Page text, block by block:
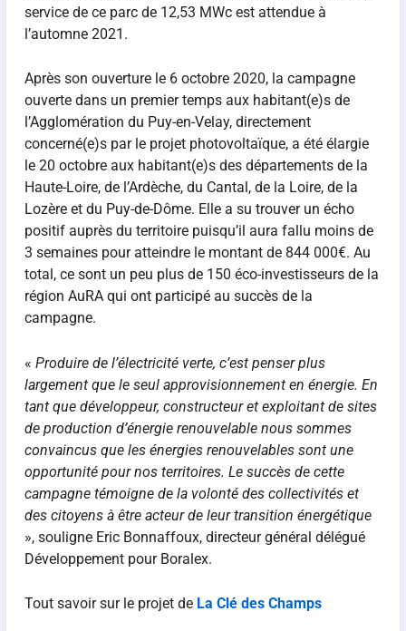
service de ce parc de 12,53 MWc est attendue à
l’automne 2021.
Après son ouverture le 6 octobre 2020, la campagne
ouverte dans un premier temps aux habitant(e)s de
l’Agglomération du Puy-en-Velay, directement
concerné(e)s par le projet photovoltaïque, a été élargie
le 20 octobre aux habitant(e)s des départements de la
Haute-Loire, de l’Ardèche, du Cantal, de la Loire, de la
Lozère et du Puy-de-Dôme. Elle a su trouver un écho
positif auprès du territoire puisqu’il aura fallu moins de
3 semaines pour atteindre le montant de 844 000€. Au
total, ce sont un peu plus de 150 éco-investisseurs de la
région AuRA qui ont participé au succès de la
campagne.
« Produire de l’électricité verte, c’est penser plus
largement que le seul approvisionnement en énergie. En
tant que développeur, constructeur et exploitant de sites
de production d’énergie renouvelable nous sommes
convaincus que les énergies renouvelables sont une
opportunité pour nos territoires. Le succès de cette
campagne témoigne de la volonté des collectivités et
des citoyens à être acteur de leur transition énergétique
», souligne Eric Bonnaffoux, directeur général délégué
Développement pour Boralex.
Tout savoir sur le projet de La Clé des Champs